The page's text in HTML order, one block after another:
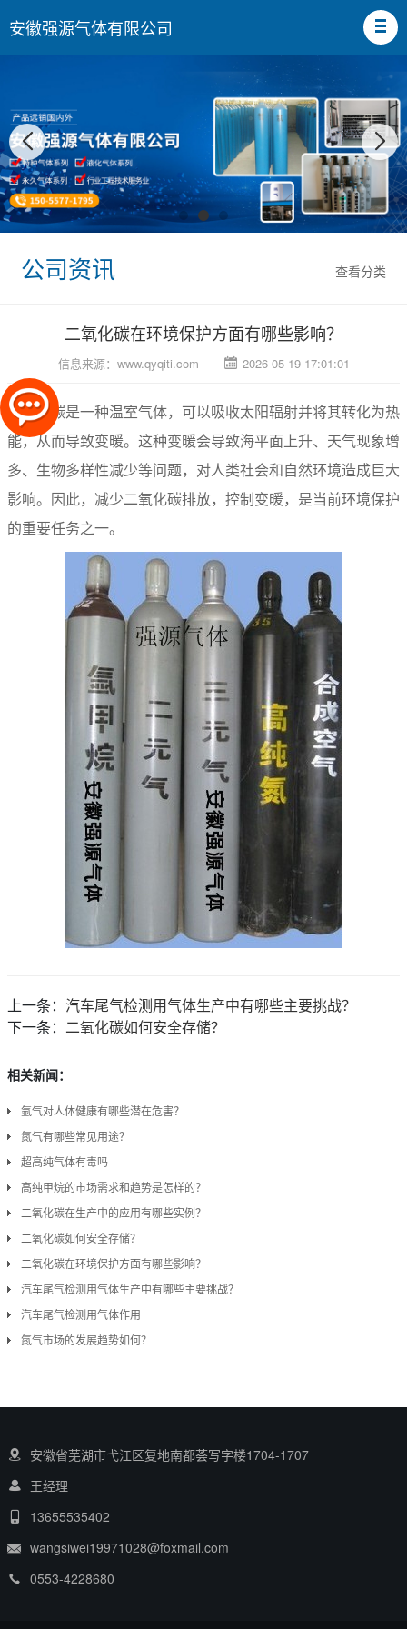
安徽强源气体有限公司
查看分类
公司资讯
二氧化碳在环境保护方面有哪些影响？
信息来源： www.qyqiti.com 2026-05-19 17:01:01
二氧化碳是一种温室气体，可以吸收太阳辐射并将其转化为热
能，从而导致变暖。这种变暖会导致海平面上升、天气现象增
多、生物多样性减少等问题，对人类社会和自然环境造成巨大
影响。因此，减少二氧化碳排放，控制变暖，是当前环境保护
的重要任务之一。
上一条： 汽车尾气检测用气体生产中有哪些主要挑战？
下一条： 二氧化碳如何安全存储？
相关新闻：
氩气对人体健康有哪些潜在危害？
氮气有哪些常见用途？
超高纯气体有毒吗
高纯甲烷的市场需求和趋势是怎样的？
二氧化碳在生产中的应用有哪些实例？
二氧化碳如何安全存储？
二氧化碳在环境保护方面有哪些影响？
汽车尾气检测用气体生产中有哪些主要挑战？
汽车尾气检测用气体作用
氮气市场的发展趋势如何？
安徽省芜湖市弋江区复地南都荟写字楼1704-1707
王经理
13655535402
wangsiwei19971028@foxmail.com
0553-4228680